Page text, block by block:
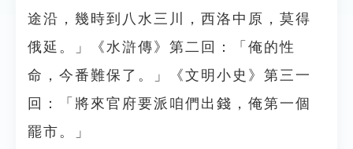
途沿，幾時到八水三川，西洛中原，莫得
俄延。」《水滸傳》第二回：「俺的性
命，今番難保了。」《文明小史》第三一
回：「將來官府要派咱們出錢，俺第一個
罷市。」